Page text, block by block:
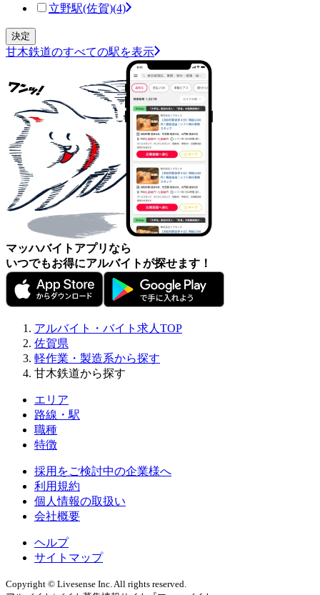
立野駅(佐賀)(4)
甘木鉄道のすべての駅を表示
マッハバイトアプリなら
いつでもお得にアルバイトが探せます！
アルバイト・バイト求人TOP
佐賀県
軽作業・製造系から探す
甘木鉄道から探す
エリア
路線・駅
職種
特徴
採用をご検討中の企業様へ
利用規約
個人情報の取扱い
会社概要
ヘルプ
サイトマップ
Copyright © Livesense Inc. All rights reserved.